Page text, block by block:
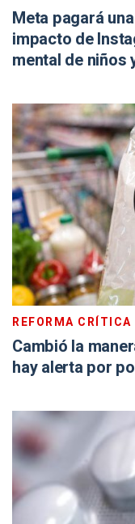
Meta pagará
impacto de
mental de niños
REFORMA CRÍTICA
Cambió la
hay alerta por